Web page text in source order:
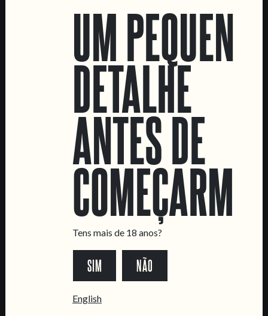
Quero vender as vossas cervejas!
Tours e eventos privados
Livro de Reclamações
UM PEQUENO
DETALHE
ANTES DE
Tens mais de 18 anos?
SIM NÃO
English